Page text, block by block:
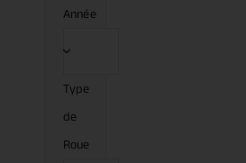
Année
Type
de
Roue